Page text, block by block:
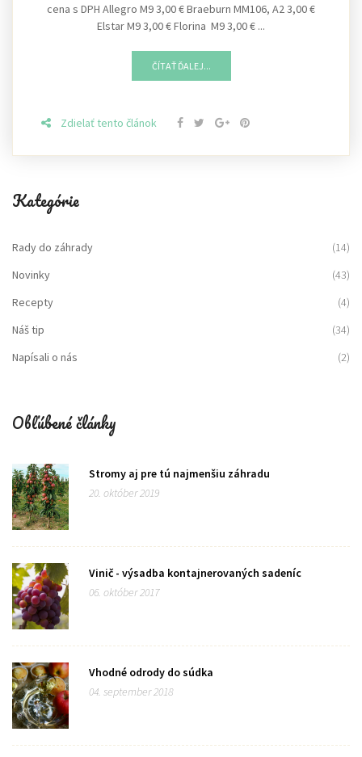
cena s DPH Allegro M9 3,00 € Braeburn MM106, A2 3,00 €
Elstar M9 3,00 € Florina M9 3,00 € ...
ČÍTAŤ ĎALEJ...
Zdielať tento článok
Kategórie
Rady do záhrady
(14)
Novinky
(43)
Recepty
(4)
Náš tip
(34)
Napísali o nás
(2)
Obľúbené články
Stromy aj pre tú najmenšiu záhradu
20. október 2019
Vinič - výsadba kontajnerovaných sadeníc
06. október 2017
Vhodné odrody do súdka
04. september 2018